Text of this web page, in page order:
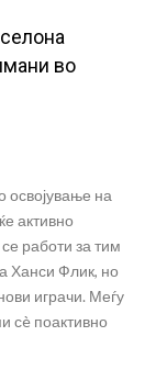
во
освојување на
активно
работи за тим
Ханси Флик, но
играчи. Меѓу
сè поактивно